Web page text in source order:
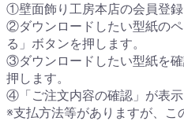
①壁面飾り工房本店の会員登録
②ダウンロードしたい型紙の
る」ボタンを押します。
③ダウンロードしたい型紙を
押します。
④「ご注文内容の確認」が表示
※支払方法等がありますが、こ